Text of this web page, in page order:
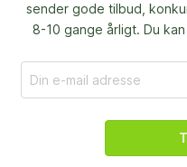
sender gode tilbud,
8-10 gange årligt. Du